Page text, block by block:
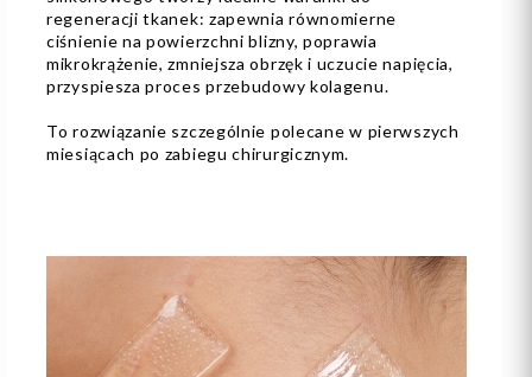
regeneracji tkanek: zapewnia równomierne
ciśnienie na powierzchni blizny, poprawia
mikrokrążenie, zmniejsza obrzęk i uczucie napięcia,
przyspiesza proces przebudowy kolagenu.
To rozwiązanie szczególnie polecane w pierwszych
miesiącach po zabiegu chirurgicznym.